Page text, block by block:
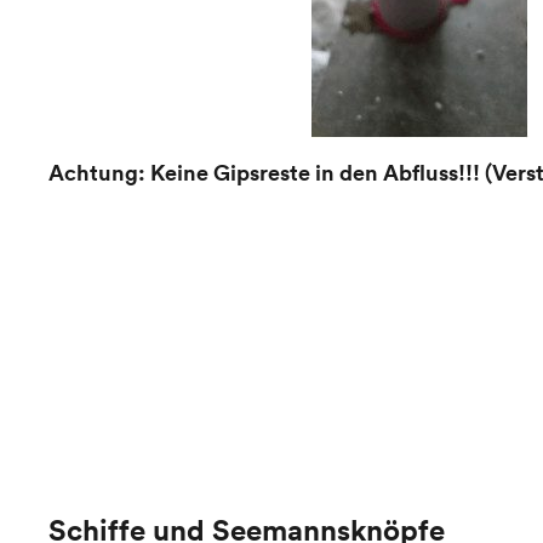
Achtung: Keine Gipsreste in den Abfluss!!!
Schiffe und Seemannsknöpfe